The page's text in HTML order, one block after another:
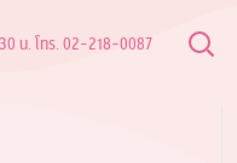
น. โทร. 02-218-0087